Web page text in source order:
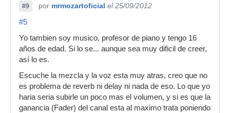
#9 por mrmozartoficial el 25/09/2012
#5
Yo tambien soy musico, profesor de piano y tengo 16
años de edad. Si lo se... aunque sea muy dificil de creer,
así lo es.
Escuche la mezcla y la voz esta muy atras, creo que no
es problema de reverb ni delay ni nada de eso. Lo que yo
haria seria subirle un poco mas el volumen, y si es que la
ganancia (Fader) del canal esta al maximo trata poniendo